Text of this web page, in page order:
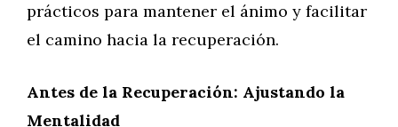
prácticos para mantener el ánimo y facilitar
el camino hacia la recuperación.
Antes de la Recuperación: Ajustando la
Mentalidad